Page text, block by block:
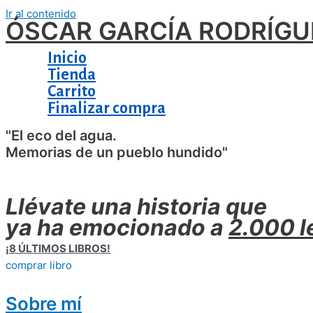
Ir al contenido
ÓSCAR GARCÍA
Inicio
Tienda
Carrito
Finalizar compra
"El eco del agua.
Memorias de un pueblo hundido"
Llévate una historia que
ya ha emocionado a 2.000
¡8 ÚLTIMOS LIBROS!
comprar libro
Sobre mí